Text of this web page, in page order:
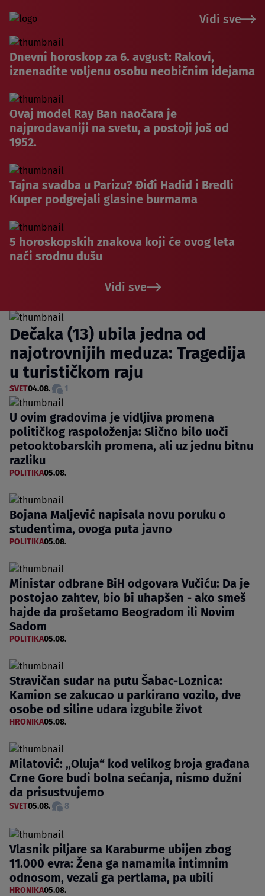
Vidi sve
Dnevni horoskop za 6. avgust: Rakovi,
iznenadite voljenu osobu neobičnim idejama
Ovaj model Ray Ban naočara je
najprodavaniji na svetu, a postoji još od
1952.
Tajna svadba u Parizu? Điđi Hadid i Bredli
Kuper podgrejali glasine burmama
5 horoskopskih znakova koji će ovog leta
naći srodnu dušu
Vidi sve
Dečaka (13) ubila jedna od
najotrovnijih meduza: Tragedija
u turističkom raju
SVET04.08. 1
U ovim gradovima je vidljiva promena
političkog raspoloženja: Slično bilo uoči
petooktobarskih promena, ali uz jednu bitnu
razliku
POLITIKA05.08.
Bojana Maljević napisala novu poruku o
studentima, ovoga puta javno
POLITIKA05.08.
Ministar odbrane BiH odgovara Vučiću: Da je
postojao zahtev, bio bi uhapšen - ako smeš
hajde da prošetamo Beogradom ili Novim
Sadom
POLITIKA05.08.
Stravičan sudar na putu Šabac-Loznica:
Kamion se zakucao u parkirano vozilo, dve
osobe od siline udara izgubile život
HRONIKA05.08.
Milatović: „Oluja“ kod velikog broja građana
Crne Gore budi bolna sećanja, nismo dužni
da prisustvujemo
SVET05.08. 8
Vlasnik piljare sa Karaburme ubijen zbog
11.000 evra: Žena ga namamila intimnim
odnosom, vezali ga pertlama, pa ubili
HRONIKA05.08.